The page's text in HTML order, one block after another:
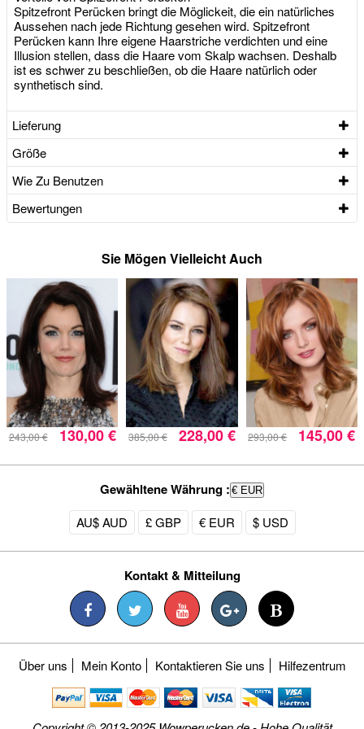
Spitzefront Perücken bringt die Möglickeit, die ein natürliches
Aussehen nach jede Richtung gesehen wird. Spitzefront
Perücken kann Ihre eigene Haarstriche verdichten und eine
Illusion stellen, dass die Haare vom Skalp wachsen. Deshalb
ist es schwer zu beschließen, ob die Haare natürlich oder
synthetisch sind.
Lieferung
Größe
Wie Zu Benutzen
Bewertungen
Sie Mögen Vielleicht Auch
243,00 € 130,00 € 385,00 € 228,00 € 293,00 € 145,00 €
Gewähltene Währung : € EUR
AU$ AUD £ GBP € EUR $ USD
Kontakt & Mitteilung
Über uns Mein Konto Kontaktieren Sie uns Hilfezentrum